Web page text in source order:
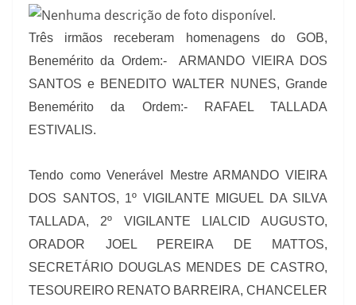
Três irmãos receberam homenagens do GOB,
Benemérito da Ordem:- ARMANDO VIEIRA DOS
SANTOS e BENEDITO WALTER NUNES, Grande
Benemérito da Ordem:- RAFAEL TALLADA
ESTIVALIS.
Tendo como Venerável Mestre ARMANDO VIEIRA
DOS SANTOS, 1º VIGILANTE MIGUEL DA SILVA
TALLADA, 2º VIGILANTE LIALCID AUGUSTO,
ORADOR JOEL PEREIRA DE MATTOS,
SECRETÁRIO DOUGLAS MENDES DE CASTRO,
TESOUREIRO RENATO BARREIRA, CHANCELER